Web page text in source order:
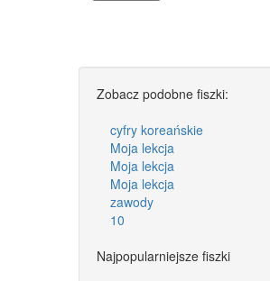
Zobacz podobne fiszki:
cyfry koreańskie
Moja lekcja
Moja lekcja
Moja lekcja
zawody
10
Najpopularniejsze fiszki